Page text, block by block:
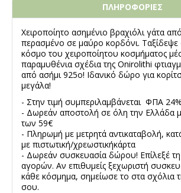
ΠΛΗΡΟΦΟΡΙΕΣ
Χειροποίητο ασημένιο βραχιόλι γάτα
περασμένο σε μαύρο κορδόνι. Ταξίδεψε
κόσμο του χειροποίητου κοσμήματος
παραμυθένια σχέδια της Οnirolithi
από ασήμι 925ο! Ιδανικό δώρο για
μεγάλα!
- Στην τιμή συμπεριλαμβάνεται ΦΠΑ 24%
- Δωρεάν αποστολή σε όλη την Ελλάδα
των 59€
- Πληρωμή με μετρητά αντικαταβολή,
με πιστωτική/χρεωστικήκάρτα
- Δωρεάν συσκευασία δώρου! Επίλεξέ
αγορών. Αν επιθυμείς ξεχωριστή
κάθε κόσμημα, σημείωσε το στα σχόλια
σου.